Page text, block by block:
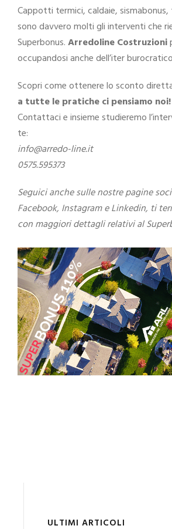
Cappotti termici, caldaie,
sono davvero molti gli interventi che
Superbonus.Arredoline Costruzioni
occupandosi anche dell’iter
Scopri come ottenere lo sconto
a tutte le pratiche ci pensiamo noi!
Contattaci e insieme studieremo
te:
info@arredo-line.it
0575.595373
Seguici anche sulle nostre pagine
Facebook, Instagram e Linkedin, ti
con maggiori dettagli relativi al
ULTIMI ARTICOLI